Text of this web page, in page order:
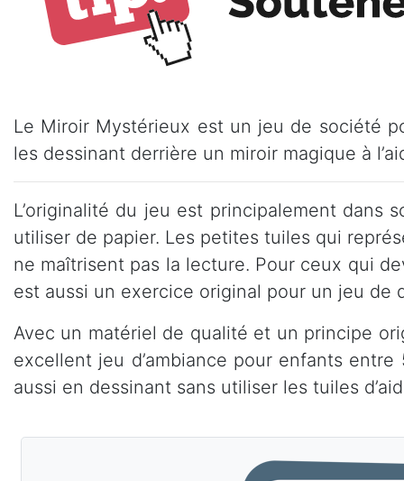
Le Miroir Mystérieux est un jeu de société
les dessinant derrière un miroir magique à
L’originalité du jeu est principalement dans
utiliser de papier. Les petites tuiles qui
ne maîtrisent pas la lecture. Pour ceux qui
est aussi un exercice original pour un jeu de
Avec un matériel de qualité et un principe
excellent jeu d’ambiance pour enfants
aussi en dessinant sans utiliser les tuiles